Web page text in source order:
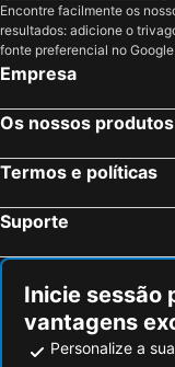
Encontre facilmente os
resultados: adicione o
fonte preferencial no Google.
Empresa
Os nossos produtos
Termos e políticas
Suporte
Inicie sessão
vantagens
Personalize a